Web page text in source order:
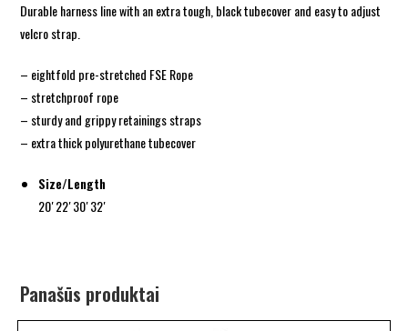
Durable harness line with an extra tough, black tubecover and easy to adjust
velcro strap.
– eightfold pre-stretched FSE Rope
– stretchproof rope
– sturdy and grippy retainings straps
– extra thick polyurethane tubecover
Size/Length
20′ 22′ 30′ 32′
Panašūs produktai